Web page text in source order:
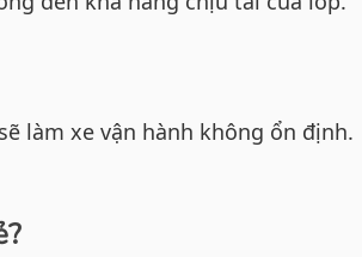
làm xe vận hành không ổn định.